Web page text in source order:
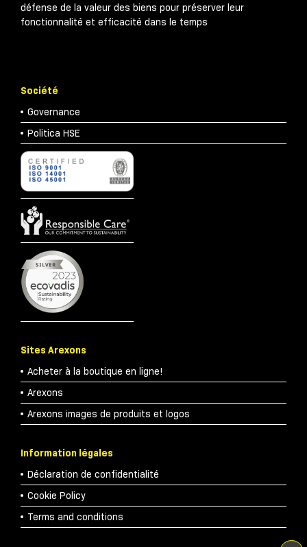
défense de la valeur des biens pour préserver leur
fonctionnalité et efficacité dans le temps
Société
Governance
Politica HSE
Sites Arexons
Acheter à la boutique en ligne!
Arexons
Arexons images de produits et logos
Information légales
Déclaration de confidentialité
Cookie Policy
Terms and conditions